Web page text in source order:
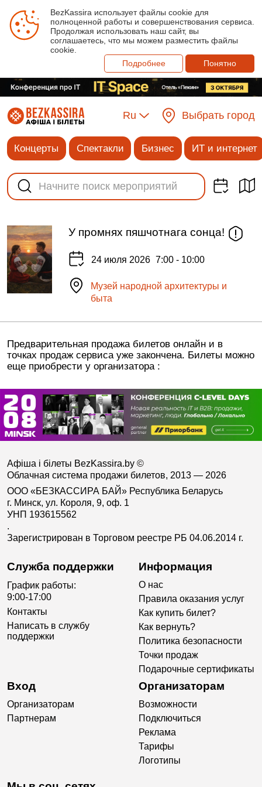
BezKassira использует файлы cookie для
полноценной работы и совершенствования сервиса.
Продолжая использовать наш сайт, вы
соглашаетесь, что мы можем разместить файлы
cookie.
Подробнее
Понятно
Ru Выбрать город
Концерты Спектакли Бизнес ИТ и интернет
У промнях пяшчотнага сонца!
24 июля 2026 7:00 - 10:00
Музей народной архитектуры и
быта
Предварительная продажа билетов онлайн и в
точках продаж сервиса уже закончена. Билеты можно
еще приобрести у организатора :
Афіша і білеты BezKassira.by ©
Облачная система продажи билетов, 2013 — 2026
ООО «БЕЗКАССИРА БАЙ» Республика Беларусь
г. Минск, ул. Короля, 9, оф. 1
УНП 193615562
.
Зарегистрирован в Торговом реестре РБ 04.06.2014 г.
Служба поддержки
График работы:
9:00-17:00
Контакты
Написать в службу
поддержки
Информация
О нас
Правила оказания услуг
Как купить билет?
Как вернуть?
Политика безопасности
Точки продаж
Подарочные сертификаты
Вход
Организаторам
Партнерам
Организаторам
Возможности
Подключиться
Реклама
Тарифы
Логотипы